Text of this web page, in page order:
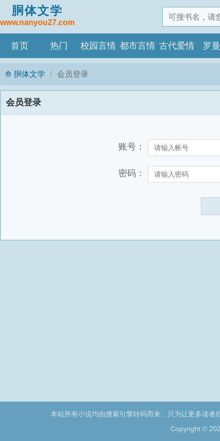
胴体文学
www.nanyou27.com
首页 热门 校园言情 都市言情 古代爱情 罗
胴体文学 会员登录
会员登录
账号：
密码：
本站所有小说均由搜索引擎转码而来，只为让更多读
Copyright ©